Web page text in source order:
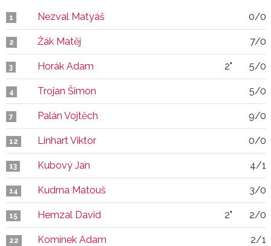
1 Nezval Matyáš 0/0
2 Žák Matěj 7/0
3 Horák Adam 2" 5/0
4 Trojan Šimon 5/0
7 Palán Vojtěch 9/0
12 Linhart Viktor 0/0
13 Kubový Jan 4/1
14 Kudrna Matouš 3/0
15 Hemzal David 2" 2/0
22 Komínek Adam 2/1